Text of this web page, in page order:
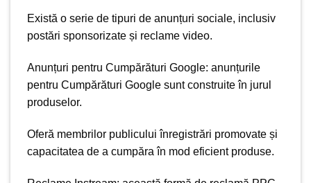
Există o serie de tipuri de anunțuri sociale, inclusiv
postări sponsorizate și reclame video.
Anunțuri pentru Cumpărături Google: anunțurile
pentru Cumpărături Google sunt construite în jurul
produselor.
Oferă membrilor publicului înregistrări promovate și
capacitatea de a cumpăra în mod eficient produse.